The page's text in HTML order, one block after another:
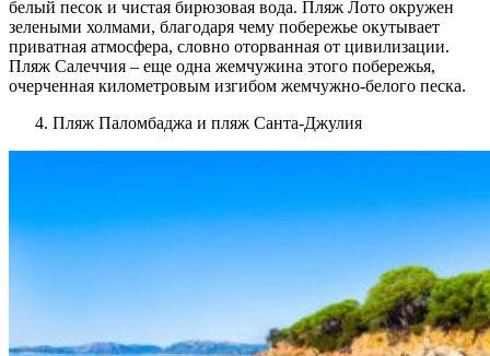
белый песок и чистая бирюзовая вода. Пляж Лото окружен
зелеными холмами, благодаря чему побережье окутывает
приватная атмосфера, словно оторванная от цивилизации.
Пляж Салеччия – еще одна жемчужина этого побережья,
очерченная километровым изгибом жемчужно-белого песка.
Пляж Паломбаджа и пляж Санта-Джулия